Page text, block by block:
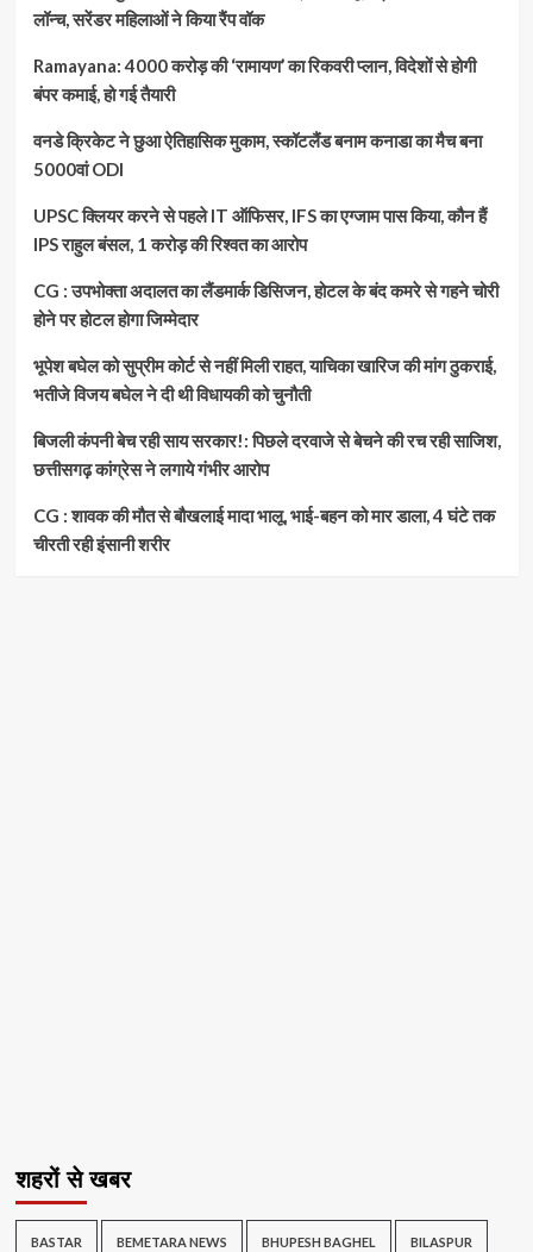
लॉन्च, सरेंडर महिलाओं ने किया रैंप वॉक
Ramayana: 4000 करोड़ की ‘रामायण’ का रिकवरी प्लान, विदेशों से होगी
बंपर कमाई, हो गई तैयारी
वनडे क्रिकेट ने छुआ ऐतिहासिक मुकाम, स्कॉटलैंड बनाम कनाडा का मैच बना
5000वां ODI
UPSC क्लियर करने से पहले IT ऑफिसर, IFS का एग्जाम पास किया, कौन हैं
IPS राहुल बंसल, 1 करोड़ की रिश्वत का आरोप
CG : उपभोक्ता अदालत का लैंडमार्क डिसिजन, होटल के बंद कमरे से गहने चोरी
होने पर होटल होगा जिम्मेदार
भूपेश बघेल को सुप्रीम कोर्ट से नहीं मिली राहत, याचिका खारिज की मांग ठुकराई,
भतीजे विजय बघेल ने दी थी विधायकी को चुनौती
बिजली कंपनी बेच रही साय सरकार!: पिछले दरवाजे से बेचने की रच रही साजिश,
छत्तीसगढ़ कांग्रेस ने लगाये गंभीर आरोप
CG : शावक की मौत से बौखलाई मादा भालू, भाई-बहन को मार डाला, 4 घंटे तक
चीरती रही इंसानी शरीर
शहरों से खबर
BASTAR BEMETARA NEWS BHUPESH BAGHEL BILASPUR